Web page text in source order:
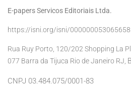
E-papers Servicos Editoriais Ltda.
https://isni.org/isni/
Rua Ruy Porto, 120/202 Shopping La
077 Barra da Tijuca Rio de Janeiro RJ,
CNPJ 03.484.075/0001-83